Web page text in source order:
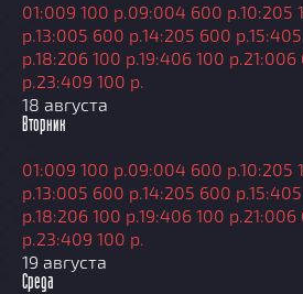
01:009 100 р. 09:004 600 р.10:205
р.13:005 600 р.14:205 600 р.15:40
р.18:206 100 р.19:406 100 р. 21:006
р. 23:409 100 р.
18 августа
Вторник
01:009 100 р. 09:004 600 р.10:205
р.13:005 600 р.14:205 600 р.15:40
р.18:206 100 р.19:406 100 р. 21:006
р. 23:409 100 р.
19 августа
Среда